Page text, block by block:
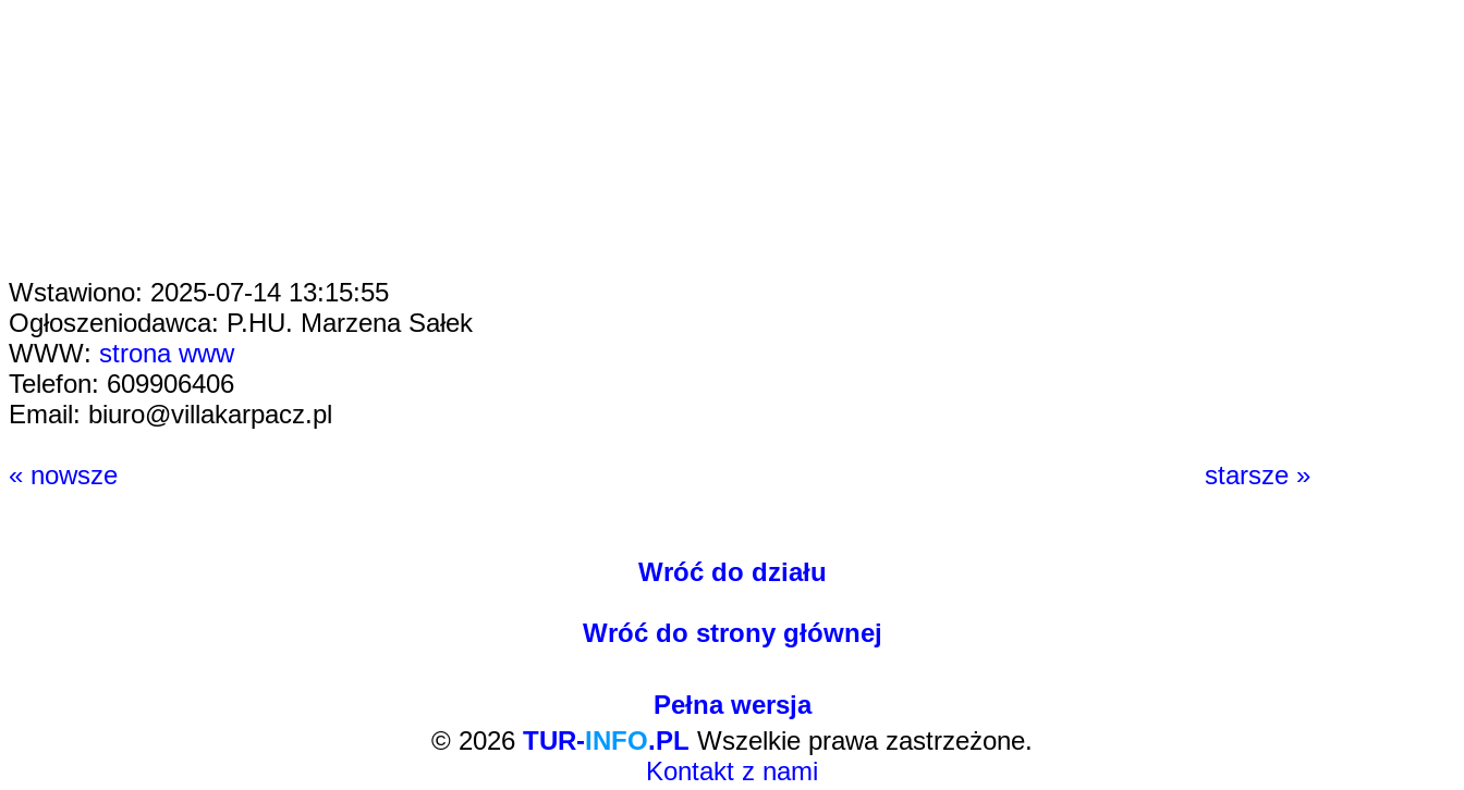
Wstawiono: 2025-07-14 13:15:55
Ogłoszeniodawca: P.HU. Marzena Sałek
WWW: strona www
Telefon: 609906406
Email: biuro@villakarpacz.pl
« nowsze starsze »
Wróć do działu
Wróć do strony głównej
Pełna wersja
© 2026 TUR-INFO.PL Wszelkie prawa zastrzeżone.
Kontakt z nami